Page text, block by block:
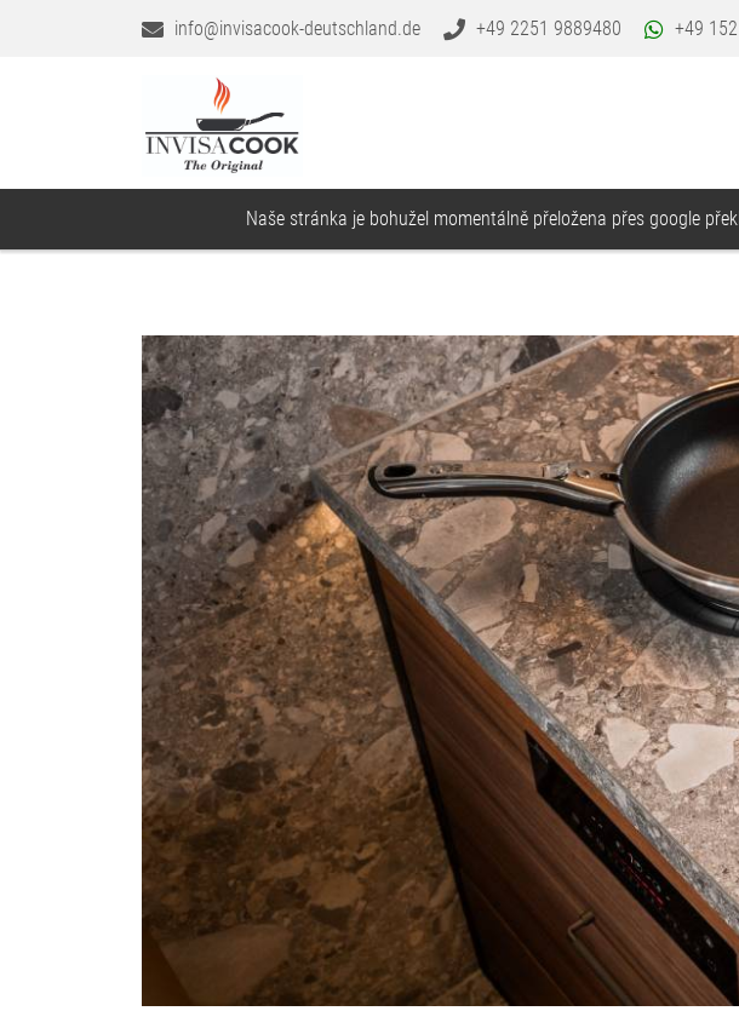
info@invisacook-deutschland.de +49 2251 9889480 +49
Naše stránka je bohužel momentálně přeložena přes google